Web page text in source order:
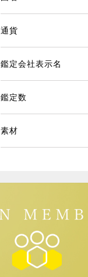
通貨
鑑定会社表示名
鑑定数
素材